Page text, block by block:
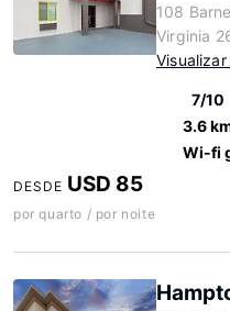
108
Virginia
Visualizar
7/10
3.6
Wi-fi
DESDE USD 85
por quarto / por noite